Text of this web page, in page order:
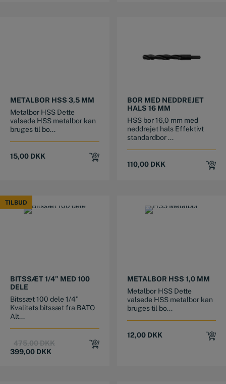
METALBOR HSS 3,5 MM
Metalbor HSS Dette
valsede HSS metalbor kan
bruges til bo...
15,00 DKK
BOR MED NEDDREJET
HALS 16 MM
HSS bor 16,0 mm med
neddrejet hals Effektivt
standardbor ...
110,00 DKK
TILBUD
TILBUD
BITSSÆT 1/4” MED 100
DELE
Bitssæt 100 dele 1/4"
Kvalitets bitssæt fra BATO
Alt...
475,00DKKOriginal
399,00 DKK
Current
METALBOR HSS 1,0 MM
Metalbor HSS Dette
valsede HSS metalbor kan
bruges til bo...
12,00 DKK